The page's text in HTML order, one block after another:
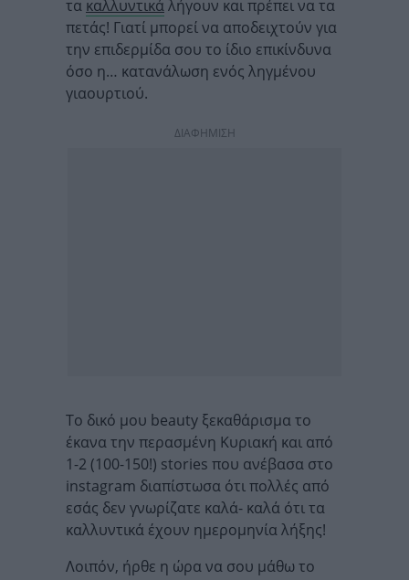
τα καλλυντικάλήγουν και πρέπει να τα
πετάς! Γιατί μπορεί να αποδειχτούν για
την επιδερμίδα σου το ίδιο επικίνδυνα
όσο η… κατανάλωση ενός ληγμένου
γιαουρτιού.
ΔΙΑΦΗΜΙΣΗ
Το δικό μου beauty ξεκαθάρισμα το
έκανα την περασμένη Κυριακή και από
1-2 (100-150!) stories που ανέβασα στο
instagram διαπίστωσα ότι πολλές από
εσάς δεν γνωρίζατε καλά- καλά ότι τα
καλλυντικά έχουν ημερομηνία λήξης!
Λοιπόν, ήρθε η ώρα να σου μάθω το